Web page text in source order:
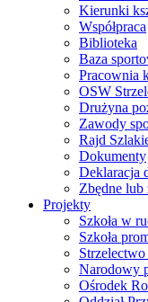
Kierunki
Współpraca
Biblioteka
Baza
Pracownia
OSW
Drużyna
Zawody
Rajd
Dokumenty
Deklaracja
Zbędne lub
Projekty
Szkoła w
Szkoła
Narodowy
Ośrodek